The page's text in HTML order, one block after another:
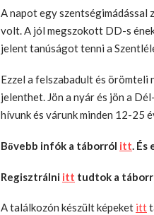
A napot egy szentségimádással
volt. A jól megszokott DD-s
jelent tanúságot tenni a
Ezzel a felszabadult és örömteli
jelenthet. Jön a nyár és jön a
hívunk és várunk minden 12-25
Bővebb infók a táborról itt. És
Regisztrálni itt tudtok a
A találkozón készült képeket itt